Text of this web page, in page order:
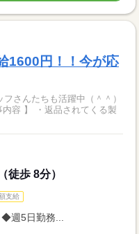
1600円！！今が応
さんたちも活躍中（＾＾）
徒歩 8分）
支給
週5日勤務...